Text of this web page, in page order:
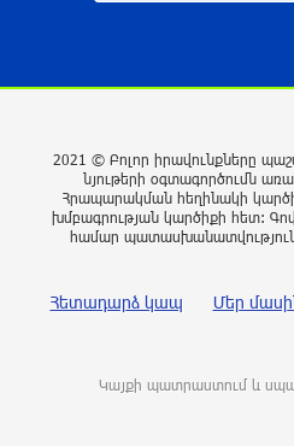
պահեստների վրա
տրանսֆերի
ՆԳՆ-ն
2021 © Բոլոր իրավունքները
նյութերի օգտագործումն
Հրապարակման հեղինակի
խմբագրության կարծիքի հետ:
համար
Հետադարձ կապ Մեր
Կայքի պատրաստում և